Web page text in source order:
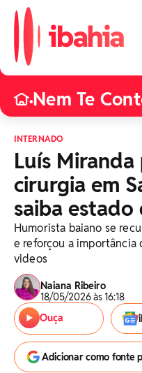
•Nem Te
INTERNADO
Luís Miranda
cirurgia em
saiba estado
Humorista baiano se
e reforçou a importância
videos
Naiana Ribeiro
18/05/2026 às 16:18
Ouça
Adicionar como fonte